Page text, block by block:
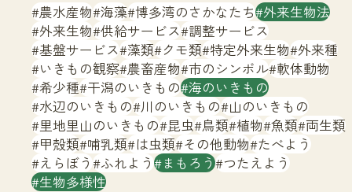
文字サイズ 小 中 大
生物多様性ふくおかウェブセンターとは
サイトマップ
農水産物 海藻 博多湾のさかなたち 外来生物法
外来生物 供給サービス 調整サービス
基盤サービス 藻類 クモ類 特定外来生物 外来種
いきもの観察 農畜産物 市のシンボル 軟体動物
希少種 干潟のいきもの 海のいきもの
水辺のいきもの 川のいきもの 山のいきもの
里地里山のいきもの 昆虫 鳥類 植物 魚類 両生類
甲殻類 哺乳類 は虫類 その他動物 たべよう
えらぼう ふれよう まもろう つたえよう
生物多様性